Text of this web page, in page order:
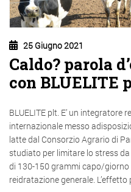
25 Giugno 2021
Caldo? parola
con BLUELITE
BLUELITE plt. E’ un
internazionale messo
latte dal Consorzio Agrario di
studiato per limitare lo stress
di 130-150 grammi capo/
reidratazione generale.